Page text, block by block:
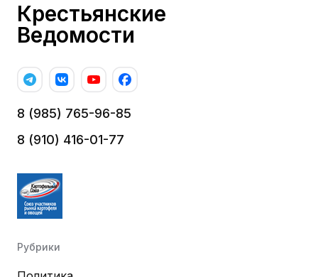
Крестьянские
Ведомости
8 (985) 765-96-85
8 (910) 416-01-77
Рубрики